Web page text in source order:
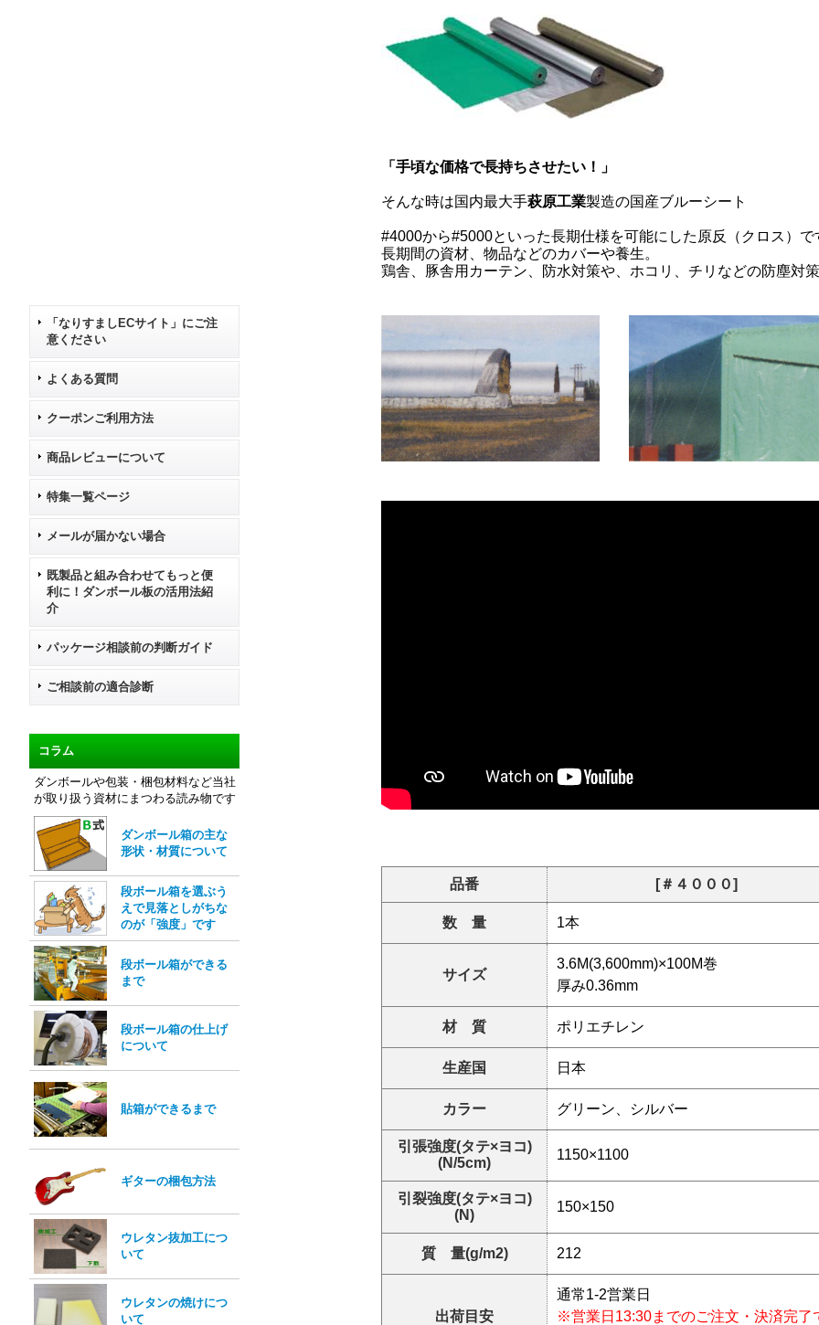
「なりすましECサイト」にご注
意ください
よくある質問
クーポンご利用方法
商品レビューについて
特集一覧ページ
メールが届かない場合
既製品と組み合わせてもっと便
利に！ダンボール板の活用法紹
介
パッケージ相談前の判断ガイド
ご相談前の適合診断
コラム
ダンボールや包装・梱包材料など当社
が取り扱う資材にまつわる読み物です
ダンボール箱の主な
形状・材質について
段ボール箱を選ぶう
えで見落としがちな
のが「強度」です
段ボール箱ができる
まで
段ボール箱の仕上げ
について
貼箱ができるまで
ギターの梱包方法
ウレタン抜加工につ
いて
ウレタンの焼けにつ
いて
「手頃な価格で長持ちさせたい！」
そんな時は国内最大手萩原工業製造の国産ブルーシート
#4000から#5000といった長期仕様を可能にした原反（クロス）で
長期間の資材、物品などのカバーや養生。
鶏舎、豚舎用カーテン、防水対策や、ホコリ、チリなどの防塵対
品番 [＃４０００]
数 量 1本
サイズ
3.6M(3,600mm)×100M巻
厚み0.36mm
材 質 ポリエチレン
生産国 日本
カラー グリーン、シルバー
引張強度(タテ×ヨコ)
(N/5cm)
1150×1100
引裂強度(タテ×ヨコ)
(N)
150×150
質 量(g/m2) 212
出荷目安
通常1-2営業日
※営業日13:30までのご注文・決済完了